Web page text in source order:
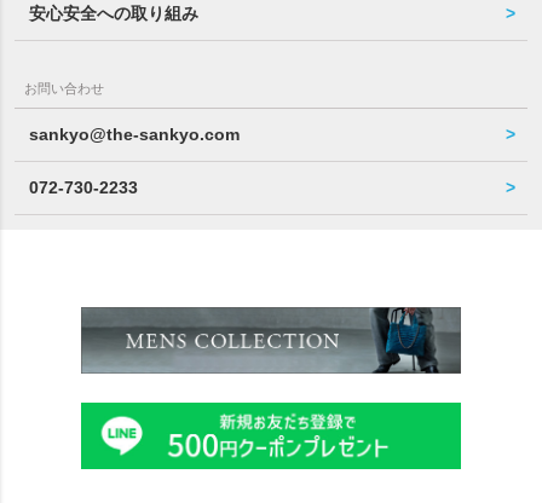
安心安全への取り組み
お問い合わせ
sankyo@the-sankyo.com
072-730-2233